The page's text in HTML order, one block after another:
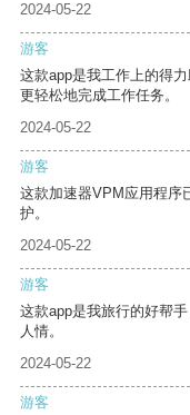
2024-05-22
游客
这款app是我工作上的得
更轻松地完成工作任务。
2024-05-22
游客
这款加速器VPM应用程序
护。
2024-05-22
游客
这款app是我旅行的好帮
人情。
2024-05-22
游客